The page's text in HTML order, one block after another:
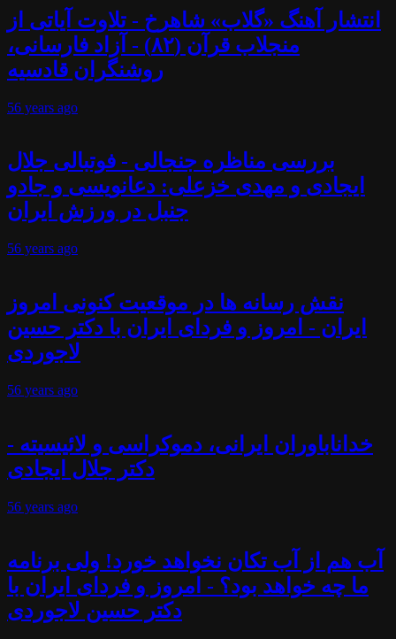
انتشار آهنگ «گلاب» شاهرخ - تلاوت آیاتی از
منجلاب قرآن (۸۲) - آزاد فارسانی،
روشنگران قادسیه
56 years ago
بررسی مناظره جنجالی - فوتبالی جلال
ایجادی و مهدی خزعلی: دعانویسی و جادو
جنبل در ورزش ایران
56 years ago
نقش رسانه ها در موقعیت کنونی امروز
ایران - امروز و فردای ایران با دکتر حسین
لاجوردی
56 years ago
خداناباوران ایرانی، دموکراسی و لائیسیته -
دکتر جلال ایجادی
56 years ago
آب هم از آب تکان نخواهد خورد! ولی برنامه
ما چه خواهد بود؟ - امروز و فردای ایران با
دکتر حسین لاجوردی